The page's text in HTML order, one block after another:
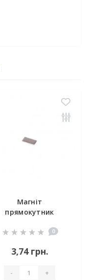
Магніт
прямокутник
0
3,74 грн.
- +